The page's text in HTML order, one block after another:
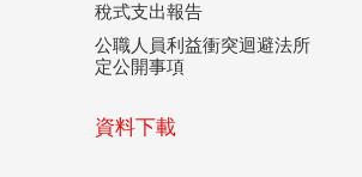
稅式支出報告
公職人員利益衝突迴避法所
定公開事項
資料下載